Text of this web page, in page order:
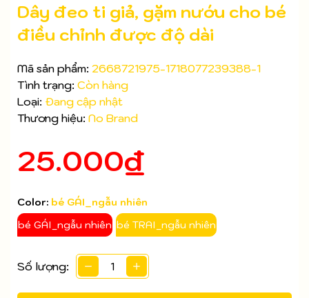
Dây đeo ti giả, gặm nướu cho bé
điều chỉnh được độ dài
Mã sản phẩm: 2668721975-1718077239388-1
Tình trạng: Còn hàng
Loại: Đang cập nhật
Thương hiệu: No Brand
25.000₫
Color: bé GÁI_ngẫu nhiên
bé GÁI_ngẫu nhiên bé TRAI_ngẫu nhiên
Số lượng:
Ngày hết hạn: